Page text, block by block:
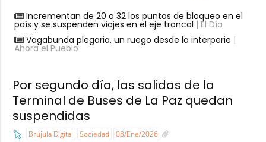
Incrementan de 20 a 32 los puntos de bloqueo en el
país y se suspenden viajes en el eje troncal | El Día
Vagabunda plegaria, un ruego desde la interperie |
Ahora el Pueblo
Por segundo día, las salidas de la
Terminal de Buses de La Paz quedan
suspendidas
Brújula Digital Sociedad 08/Ene/2026